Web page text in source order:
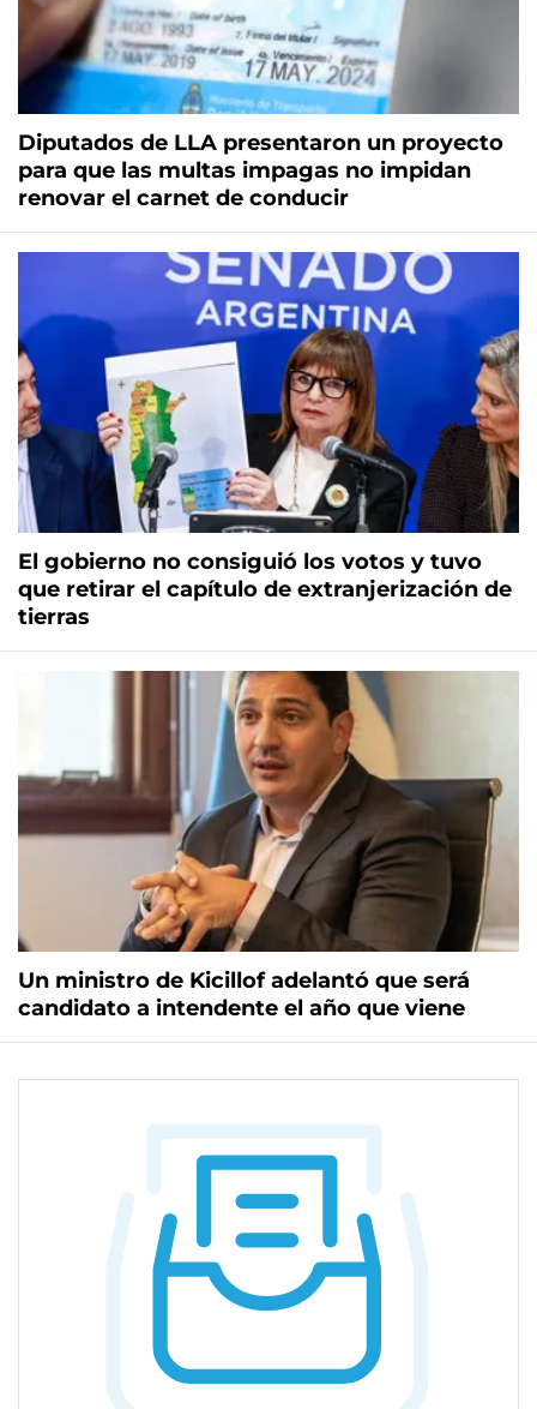
Diputados de LLA presentaron un proyecto
para que las multas impagas no impidan
renovar el carnet de conducir
El gobierno no consiguió los votos y tuvo
que retirar el capítulo de extranjerización de
tierras
Un ministro de Kicillof adelantó que será
candidato a intendente el año que viene